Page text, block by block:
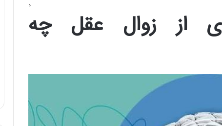
۰
از زوال عقل چه